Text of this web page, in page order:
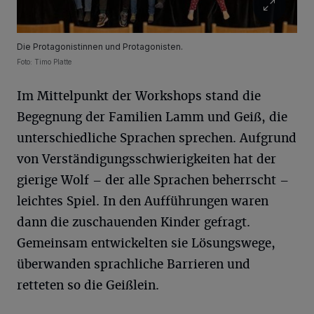
Die Protagonistinnen und Protagonisten.
Foto: Timo Platte
Im Mittelpunkt der Workshops stand die
Begegnung der Familien Lamm und Geiß, die
unterschiedliche Sprachen sprechen. Aufgrund
von Verständigungsschwierigkeiten hat der
gierige Wolf – der alle Sprachen beherrscht –
leichtes Spiel. In den Aufführungen waren
dann die zuschauenden Kinder gefragt.
Gemeinsam entwickelten sie Lösungswege,
überwanden sprachliche Barrieren und
retteten so die Geißlein.